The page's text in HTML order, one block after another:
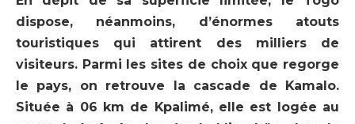
dispose, néanmoins, d’énormes atouts
touristiques qui attirent des milliers de
visiteurs. Parmi les sites de choix que regorge
le pays, on retrouve la cascade de Kamalo.
Située à 06 km de Kpalimé, elle est logée au